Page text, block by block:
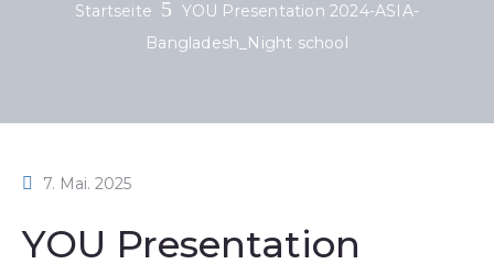
Startseite
YOU Presentation 2024-ASIA-
Bangladesh_Night school
7. Mai. 2025
YOU Presentation